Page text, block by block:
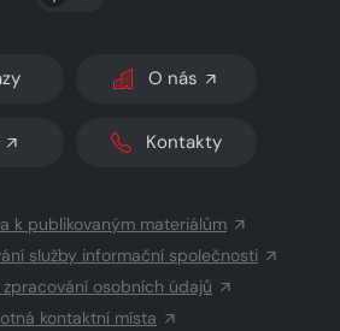
O nás
Kontakty
k publikovaným materiálům
služby informační společnosti
osobních údajů
kontaktní místa